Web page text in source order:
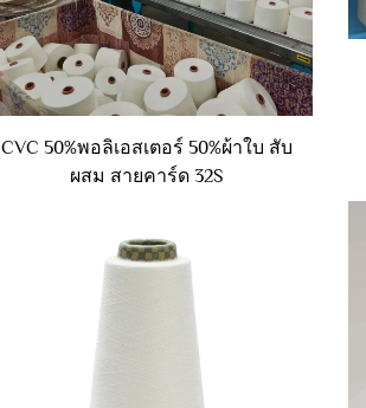
CVC 50%พอลิเอสเตอร์ 50%ผ้าใบ สับ
ผสม สายคาร์ด 32S